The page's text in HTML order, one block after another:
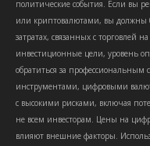
политические события. Если вы
или криптовалютами, вы должны
затратах, связанных с торговлей
инвестиционные цели, уровень
обратиться за профессиональным
инструментами, цифровыми
с высокими рисками, включая
не всем инвесторам. Цены на
влияют внешние факторы.